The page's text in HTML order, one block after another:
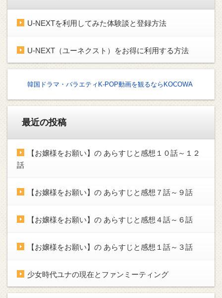
U-NEXTを利用してみた体験談と登録方法
U-NEXT（ユーネクスト）をお得に利用する方法
韓国ドラマ・バラエティK-POP動画を観るならKOCOWA
最近の投稿
【お嬢様をお願い】の あらすじと感想１０話～１２
話
【お嬢様をお願い】の あらすじと感想７話～９話
【お嬢様をお願い】の あらすじと感想４話～６話
【お嬢様をお願い】の あらすじと感想１話～３話
少女時代ユナの現在とファンミーティング